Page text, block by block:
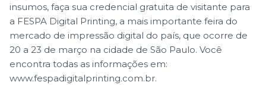
insumos, faça sua credencial gratuita de visitante para
a FESPA Digital Printing, a mais importante feira do
mercado de impressão digital do país, que ocorre de
20 a 23 de março na cidade de São Paulo. Você
encontra todas as informações em:
www.fespadigitalprinting.com.br.